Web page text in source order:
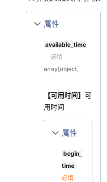
属性
available_time
选填
array[object]
【可用时间】 可
用时间
属性
begin_
time
必填